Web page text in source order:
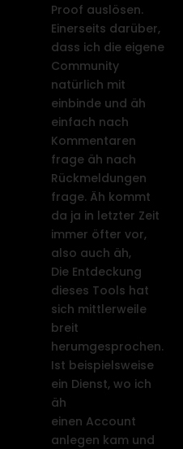
Proof auslösen.
Einerseits darüber,
dass ich die eigene
Community
natürlich mit
einbinde und äh
einfach nach
Kommentaren
frage äh nach
Rückmeldungen
frage. Äh kommt
da ja in letzter Zeit
immer öfter vor,
also auch äh,
Die Entdeckung
dieses Tools hat
sich mittlerweile
breit
herumgesprochen.
Ist beispielsweise
ein Dienst, wo ich
äh
einen Account
anlegen kam und